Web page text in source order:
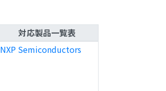
対応製品一覧表
NXP Semiconductors